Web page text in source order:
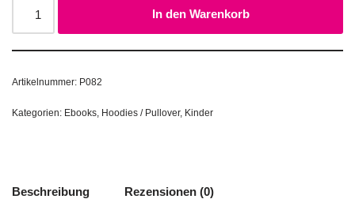
In den Warenkorb
Artikelnummer: P082
Kategorien: Ebooks, Hoodies / Pullover, Kinder
Beschreibung Rezensionen (0)